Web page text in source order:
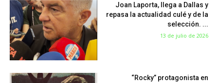
Joan Laporta, llega a Dallas y
repasa la actualidad culé y de la
selección. ...
13 de julio de 2026
“Rocky” protagonista en